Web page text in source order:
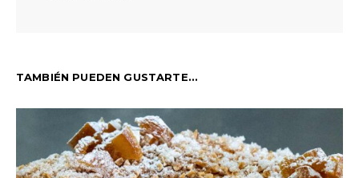
TAMBIÉN PUEDEN GUSTARTE...